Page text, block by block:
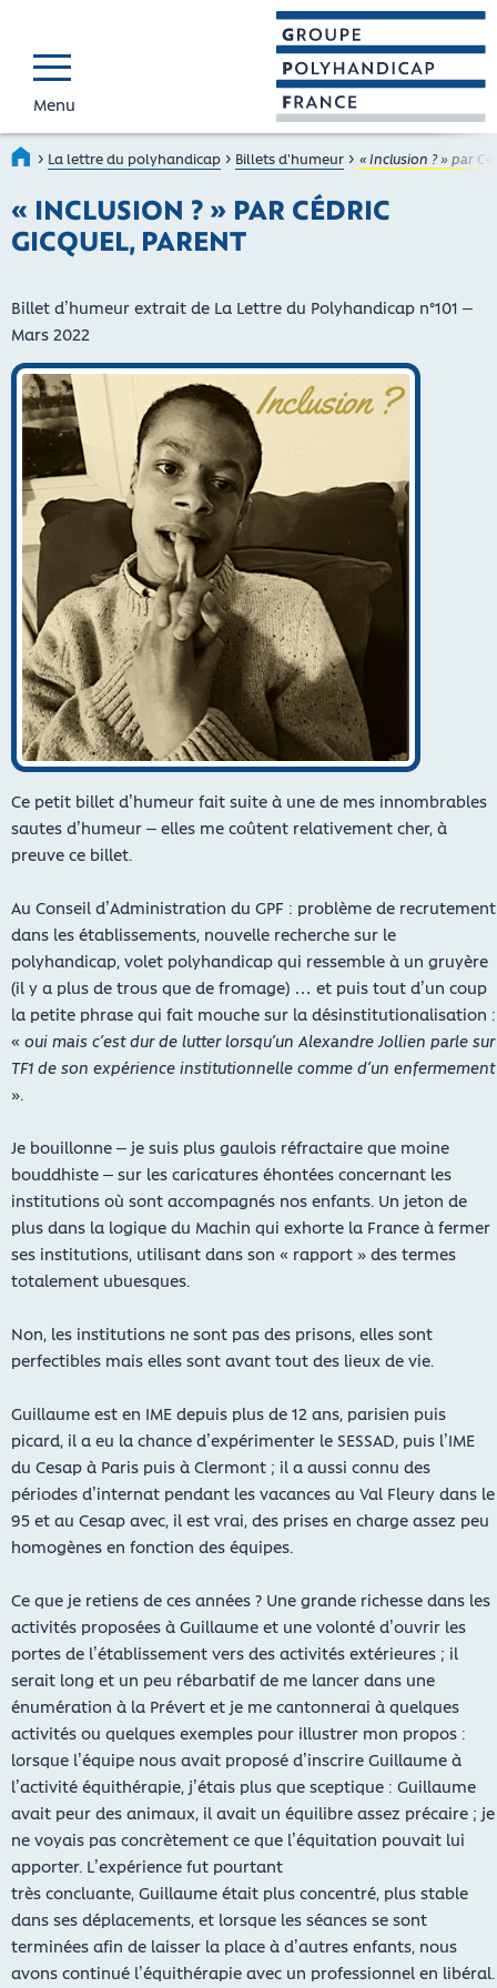
GROUPE
Faire connaître et
Menu
Accueil
› La lettre du polyhandicap › Billets d'humeur › « Inclusion ? » par
« INCLUSION ? » PAR CÉDRIC
GICQUEL, PARENT
Billet d’humeur extrait de La Lettre du Polyhandicap n°101 –
Mars 2022
Ce petit billet d’humeur fait suite à une de mes innombrables
sautes d’humeur – elles me coûtent relativement cher, à
preuve ce billet.
Au Conseil d’Administration du GPF : problème de recrutement
dans les établissements, nouvelle recherche sur le
polyhandicap, volet polyhandicap qui ressemble à un gruyère
(il y a plus de trous que de fromage) … et puis tout d’un coup
la petite phrase qui fait mouche sur la désinstitutionalisation :
« oui mais c’est dur de lutter lorsqu’un Alexandre Jollien parle sur
TF1 de son expérience institutionnelle comme d’un enfermement
».
Je bouillonne – je suis plus gaulois réfractaire que moine
bouddhiste – sur les caricatures éhontées concernant les
institutions où sont accompagnés nos enfants. Un jeton de
plus dans la logique du Machin qui exhorte la France à fermer
ses institutions, utilisant dans son « rapport » des termes
totalement ubuesques.
Non, les institutions ne sont pas des prisons, elles sont
perfectibles mais elles sont avant tout des lieux de vie.
Guillaume est en IME depuis plus de 12 ans, parisien puis
picard, il a eu la chance d’expérimenter le SESSAD, puis l’IME
du Cesap à Paris puis à Clermont ; il a aussi connu des
périodes d’internat pendant les vacances au Val Fleury dans le
95 et au Cesap avec, il est vrai, des prises en charge assez peu
homogènes en fonction des équipes.
Ce que je retiens de ces années ? Une grande richesse dans les
activités proposées à Guillaume et une volonté d’ouvrir les
portes de l’établissement vers des activités extérieures ; il
serait long et un peu rébarbatif de me lancer dans une
énumération à la Prévert et je me cantonnerai à quelques
activités ou quelques exemples pour illustrer mon propos :
lorsque l’équipe nous avait proposé d’inscrire Guillaume à
l’activité équithérapie, j’étais plus que sceptique : Guillaume
avait peur des animaux, il avait un équilibre assez précaire ; je
ne voyais pas concrètement ce que l’équitation pouvait lui
apporter. L’expérience fut pourtant
très concluante, Guillaume était plus concentré, plus stable
dans ses déplacements, et lorsque les séances se sont
terminées afin de laisser la place à d’autres enfants, nous
avons continué l’équithérapie avec un professionnel en libéral.